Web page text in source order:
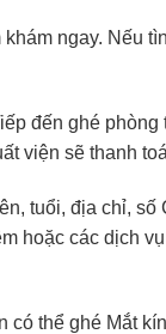
ngay. Nếu
đến ghé
viện sẽ thanh
tuổi, địa chỉ, số
hoặc các dịch
có thể ghé Mắt